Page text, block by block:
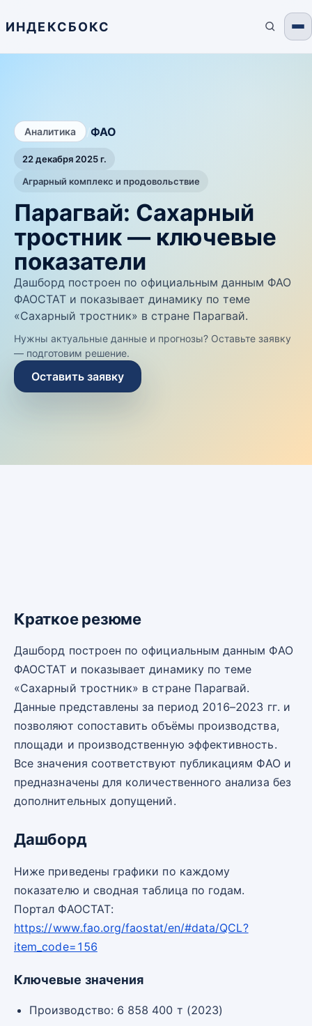
ИНДЕКСБОКС
Аналитика ФАО
22 декабря 2025 г.
Аграрный комплекс и продовольствие
Парагвай: Сахарный
тростник — ключевые
показатели
Дашборд построен по официальным данным ФАО
ФАОСТАТ и показывает динамику по теме
«Сахарный тростник» в стране Парагвай.
Нужны актуальные данные и прогнозы? Оставьте заявку
— подготовим решение.
Оставить заявку
Краткое резюме
Дашборд построен по официальным данным ФАО
ФАОСТАТ и показывает динамику по теме
«Сахарный тростник» в стране Парагвай.
Данные представлены за период 2016–2023 гг. и
позволяют сопоставить объёмы производства,
площади и производственную эффективность.
Все значения соответствуют публикациям ФАО и
предназначены для количественного анализа без
дополнительных допущений.
Дашборд
Ниже приведены графики по каждому
показателю и сводная таблица по годам.
Портал ФАОСТАТ:
https://www.fao.org/faostat/en/#data/QCL?
item_code=156
Ключевые значения
Производство: 6 858 400 т (2023)